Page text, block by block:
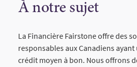
À notre sujet
La Financière Fairstone offre des
responsables aux Canadiens
crédit moyen à bon. Nous offrons